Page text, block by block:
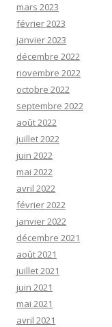
mars 2023
février 2023
janvier 2023
décembre 2022
novembre 2022
octobre 2022
septembre 2022
août 2022
juillet 2022
juin 2022
mai 2022
avril 2022
février 2022
janvier 2022
décembre 2021
août 2021
juillet 2021
juin 2021
mai 2021
avril 2021